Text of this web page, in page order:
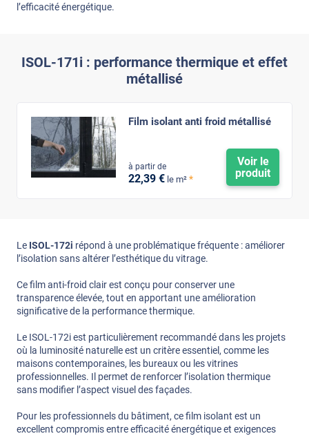
l’efficacité énergétique.
ISOL-171i : performance thermique et effet
métallisé
Film isolant anti froid métallisé
à partir de
22,39 € le m² *
Voir le
produit
Le ISOL-172i répond à une problématique fréquente : améliorer
l’isolation sans altérer l’esthétique du vitrage.
Ce film anti-froid clair est conçu pour conserver une
transparence élevée, tout en apportant une amélioration
significative de la performance thermique.
Le ISOL-172i est particulièrement recommandé dans les projets
où la luminosité naturelle est un critère essentiel, comme les
maisons contemporaines, les bureaux ou les vitrines
professionnelles. Il permet de renforcer l’isolation thermique
sans modifier l’aspect visuel des façades.
Pour les professionnels du bâtiment, ce film isolant est un
excellent compromis entre efficacité énergétique et exigences